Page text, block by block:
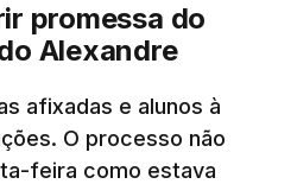
promessa do
Alexandre
afixadas e alunos à
O processo não
feira como estava